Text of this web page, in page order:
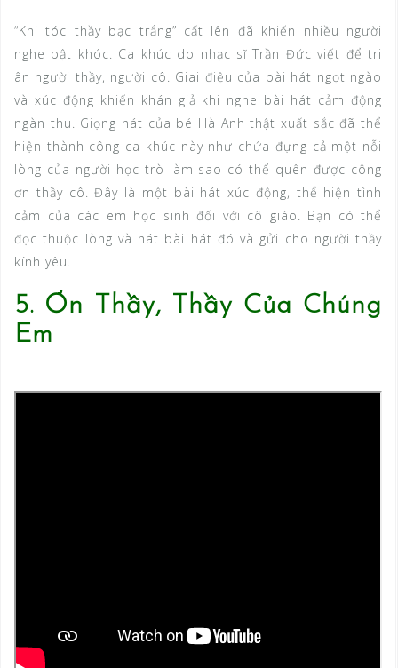
“Khi tóc thầy bạc trắng” cất lên đã khiến nhiều người
nghe bật khóc. Ca khúc do nhạc sĩ Trần Đức viết để tri
ân người thầy, người cô. Giai điệu của bài hát ngọt ngào
và xúc động khiến khán giả khi nghe bài hát cảm động
ngàn thu. Giọng hát của bé Hà Anh thật xuất sắc đã thể
hiện thành công ca khúc này như chứa đựng cả một nỗi
lòng của người học trò làm sao có thể quên được công
ơn thầy cô. Đây là một bài hát xúc động, thể hiện tình
cảm của các em học sinh đối với cô giáo. Bạn có thể
đọc thuộc lòng và hát bài hát đó và gửi cho người thầy
kính yêu.
5. Ơn Thầy, Thầy Của Chúng
Em